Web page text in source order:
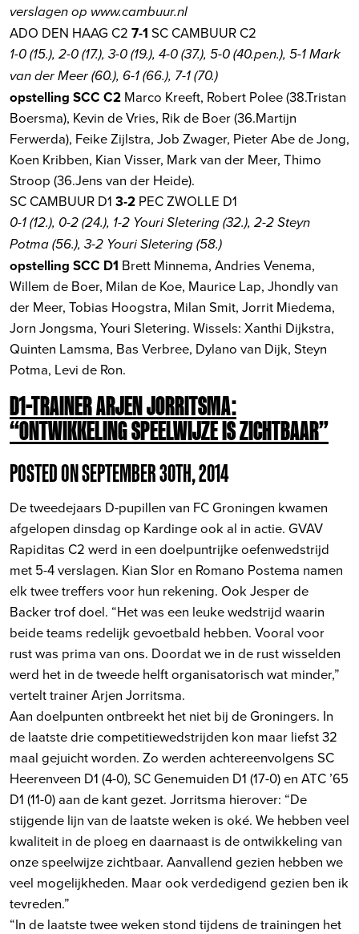
verslagen op www.cambuur.nl
ADO DEN HAAG C2 7-1 SC CAMBUUR C2
1-0 (15.), 2-0 (17.), 3-0 (19.), 4-0 (37.), 5-0 (40.pen.), 5-1 Mark
van der Meer (60.), 6-1 (66.), 7-1 (70.)
opstelling SCC C2 Marco Kreeft, Robert Polee (38.Tristan
Boersma), Kevin de Vries, Rik de Boer (36.Martijn
Ferwerda), Feike Zijlstra, Job Zwager, Pieter Abe de Jong,
Koen Kribben, Kian Visser, Mark van der Meer, Thimo
Stroop (36.Jens van der Heide).
SC CAMBUUR D1 3-2 PEC ZWOLLE D1
0-1 (12.), 0-2 (24.), 1-2 Youri Sletering (32.), 2-2 Steyn
Potma (56.), 3-2 Youri Sletering (58.)
opstelling SCC D1 Brett Minnema, Andries Venema,
Willem de Boer, Milan de Koe, Maurice Lap, Jhondly van
der Meer, Tobias Hoogstra, Milan Smit, Jorrit Miedema,
Jorn Jongsma, Youri Sletering. Wissels: Xanthi Dijkstra,
Quinten Lamsma, Bas Verbree, Dylano van Dijk, Steyn
Potma, Levi de Ron.
D1-TRAINER ARJEN JORRITSMA:
“ONTWIKKELING SPEELWIJZE IS ZICHTBAAR”
POSTED ON SEPTEMBER 30TH, 2014
De tweedejaars D-pupillen van FC Groningen kwamen
afgelopen dinsdag op Kardinge ook al in actie. GVAV
Rapiditas C2 werd in een doelpuntrijke oefenwedstrijd
met 5-4 verslagen. Kian Slor en Romano Postema namen
elk twee treffers voor hun rekening. Ook Jesper de
Backer trof doel. “Het was een leuke wedstrijd waarin
beide teams redelijk gevoetbald hebben. Vooral voor
rust was prima van ons. Doordat we in de rust wisselden
werd het in de tweede helft organisatorisch wat minder,”
vertelt trainer Arjen Jorritsma.
Aan doelpunten ontbreekt het niet bij de Groningers. In
de laatste drie competitiewedstrijden kon maar liefst 32
maal gejuicht worden. Zo werden achtereenvolgens SC
Heerenveen D1 (4-0), SC Genemuiden D1 (17-0) en ATC ’65
D1 (11-0) aan de kant gezet. Jorritsma hierover: “De
stijgende lijn van de laatste weken is oké. We hebben veel
kwaliteit in de ploeg en daarnaast is de ontwikkeling van
onze speelwijze zichtbaar. Aanvallend gezien hebben we
veel mogelijkheden. Maar ook verdedigend gezien ben ik
tevreden.”
“In de laatste twee weken stond tijdens de trainingen het